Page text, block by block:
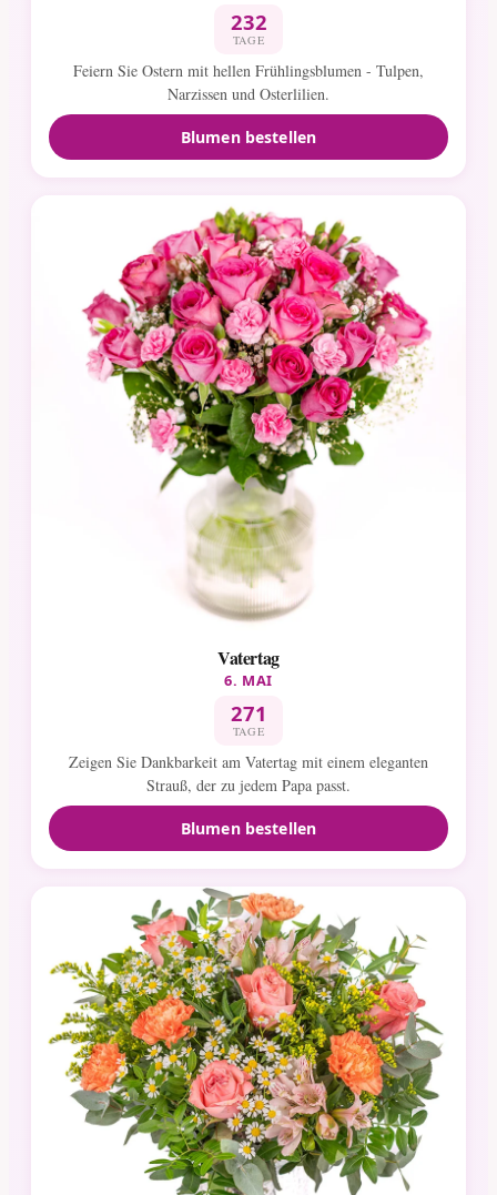
232
TAGE
Feiern Sie Ostern mit hellen Frühlingsblumen - Tulpen,
Narzissen und Osterlilien.
Blumen bestellen
Vatertag
6. MAI
271
TAGE
Zeigen Sie Dankbarkeit am Vatertag mit einem eleganten
Strauß, der zu jedem Papa passt.
Blumen bestellen